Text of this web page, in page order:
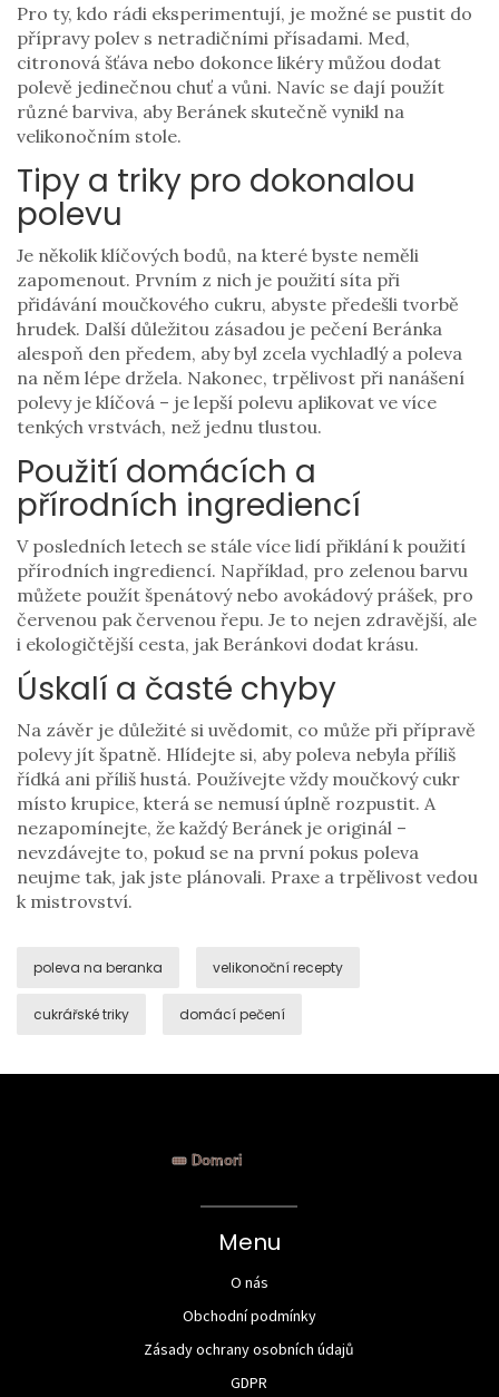
Pro ty, kdo rádi eksperimentují, je možné se pustit do
přípravy polev s netradičními přísadami. Med,
citronová šťáva nebo dokonce likéry můžou dodat
polevě jedinečnou chuť a vůni. Navíc se dají použít
různé barviva, aby Beránek skutečně vynikl na
velikonočním stole.
Tipy a triky pro dokonalou
polevu
Je několik klíčových bodů, na které byste neměli
zapomenout. Prvním z nich je použití síta při
přidávání moučkového cukru, abyste předešli tvorbě
hrudek. Další důležitou zásadou je pečení Beránka
alespoň den předem, aby byl zcela vychladlý a poleva
na něm lépe držela. Nakonec, trpělivost při nanášení
polevy je klíčová – je lepší polevu aplikovat ve více
tenkých vrstvách, než jednu tlustou.
Použití domácích a
přírodních ingrediencí
V posledních letech se stále více lidí přiklání k použití
přírodních ingrediencí. Například, pro zelenou barvu
můžete použít špenátový nebo avokádový prášek, pro
červenou pak červenou řepu. Je to nejen zdravější, ale
i ekologičtější cesta, jak Beránkovi dodat krásu.
Úskalí a časté chyby
Na závěr je důležité si uvědomit, co může při přípravě
polevy jít špatně. Hlídejte si, aby poleva nebyla příliš
řídká ani příliš hustá. Používejte vždy moučkový cukr
místo krupice, která se nemusí úplně rozpustit. A
nezapomínejte, že každý Beránek je originál –
nevzdávejte to, pokud se na první pokus poleva
neujme tak, jak jste plánovali. Praxe a trpělivost vedou
k mistrovství.
poleva na beranka velikonoční recepty
cukrářské triky domácí pečení
Menu
O nás
Obchodní podmínky
Zásady ochrany osobních údajů
GDPR